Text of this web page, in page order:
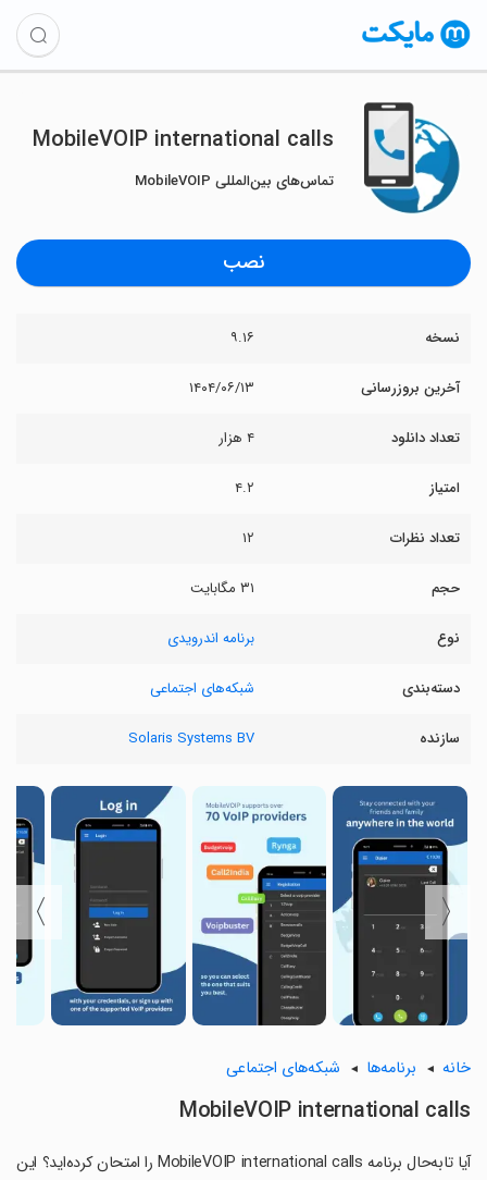
MobileVOIP international calls
تماس‌های بین‌المللی MobileVOIP
نصب
نسخه ۹.۱۶
آخرین بروزرسانی ۱۴۰۴/۰۶/۱۳
تعداد دانلود ۴ هزار
امتیاز ۴.۲
تعداد نظرات ۱۲
حجم ۳۱ مگابایت
نوع برنامه اندرویدی
دسته‌بندی شبکه‌های اجتماعی
سازنده Solaris Systems BV
〈
〉
خانه برنامه‌ها شبکه‌های اجتماعی
MobileVOIP international calls
آیا تابه‌حال برنامه MobileVOIP international calls را امتحان کرده‌اید؟ این